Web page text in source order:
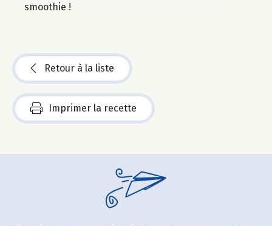
smoothie !
Retour à la liste
Imprimer la recette